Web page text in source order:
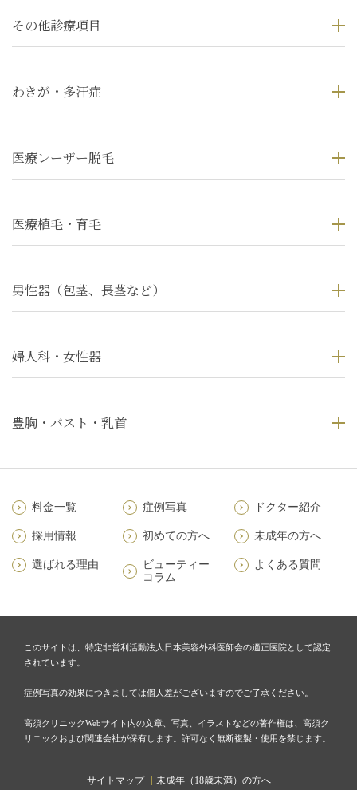
その他診療項目
わきが・多汗症
医療レーザー脱毛
医療植毛・育毛
男性器（包茎、長茎など）
婦人科・女性器
豊胸・バスト・乳首
料金一覧 症例写真 ドクター紹介
採用情報 初めての方へ 未成年の方へ
選ばれる理由
ビューティー
コラム
よくある質問
このサイトは、特定非営利活動法人日本美容外科医師会の適正医院として認定
されています。
症例写真の効果につきましては個人差がございますのでご了承ください。
高須クリニックWebサイト内の文章、写真、イラストなどの著作権は、高須ク
リニックおよび関連会社が保有します。許可なく無断複製・使用を禁じます。
サイトマップ 未成年（18歳未満）の方へ